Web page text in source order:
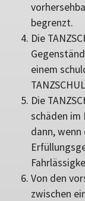
begrenzt.
Die
einem
Die
schäden im
dann, wenn
Von den
zwischen